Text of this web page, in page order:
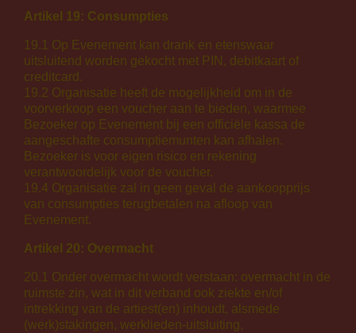
Artikel 19: Consumpties
19.1 Op Evenement kan drank en etenswaar
uitsluitend worden gekocht met PIN, debitkaart of
creditcard.
19.2 Organisatie heeft de mogelijkheid om in de
voorverkoop een voucher aan te bieden, waarmee
Bezoeker op Evenement bij een officiële kassa de
aangeschafte consumptiemunten kan afhalen.
Bezoeker is voor eigen risico en rekening
verantwoordelijk voor de voucher.
19.4 Organisatie zal in geen geval de aankoopprijs
van consumpties terugbetalen na afloop van
Evenement.
Artikel 20: Overmacht
20.1 Onder overmacht wordt verstaan: overmacht in de
ruimste zin, wat in dit verband ook ziekte en/of
intrekking van de artiest(en) inhoudt, alsmede
(werk)stakingen, werklieden-uitsluiting,